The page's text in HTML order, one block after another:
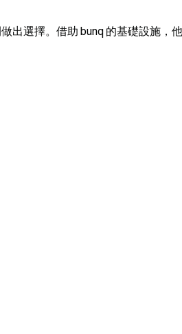
出選擇。借助 bunq 的基礎設施，